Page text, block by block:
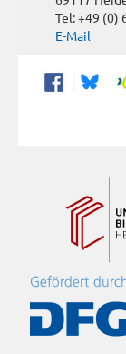
Tel: +49 (0)
E-Mail